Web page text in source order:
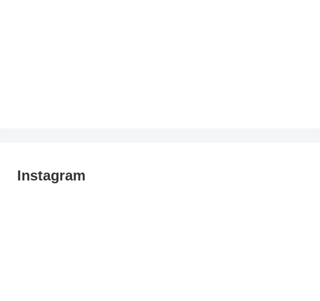
Instagram